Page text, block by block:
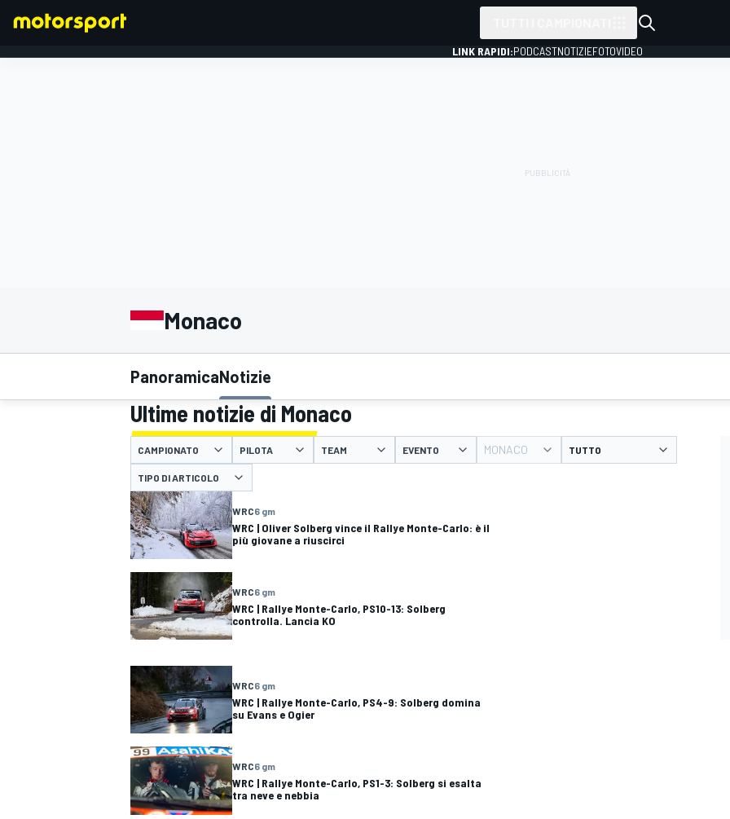
MOTOGP
WRC
LINK RAPIDI:PODCASTNOTIZIEFOTOVIDEO
Monaco
PanoramicaNotizie
Ultime notizie di Monaco
CAMPIONATO PILOTA TEAM EVENTO MONACO
TIPO DI ARTICOLO
WRC6 gm
WRC | Oliver Solberg vince il Rallye Monte-Carlo: è il
più giovane a riuscirci
WRC6 gm
WRC | Rallye Monte-Carlo, PS10-13: Solberg
controlla. Lancia KO
WRC6 gm
WRC | Rallye Monte-Carlo, PS4-9: Solberg domina
su Evans e Ogier
WRC6 gm
WRC | Rallye Monte-Carlo, PS1-3: Solberg si esalta
tra neve e nebbia